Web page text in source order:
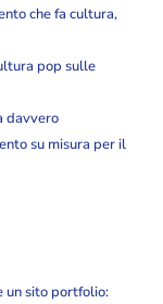
che fa cultura,
pop sulle
davvero
su misura per il
un sito portfolio: